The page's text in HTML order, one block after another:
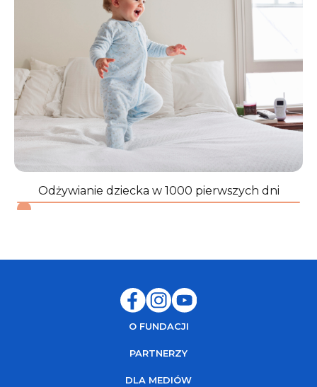
Odżywianie dziecka w 1000 pierwszych dni
O FUNDACJI
PARTNERZY
DLA MEDIÓW